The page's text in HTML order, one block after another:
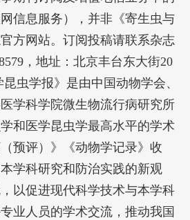
信息服务），并非《寄生虫与
方网站。订阅投稿请联系杂志
，地址：北京丰台东大街20
虫学报》是由中国动物学会、
学科学院微生物流行病研究所
和医学昆虫学最高水平的学术
预评）》《动物学记录》收
学科研究和防治实践的新观
以促进现代科学技术与本学科
业人员的学术交流，推动我国